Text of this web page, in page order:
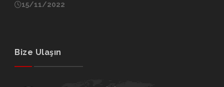
15/11/2022
Bize Ulaşın